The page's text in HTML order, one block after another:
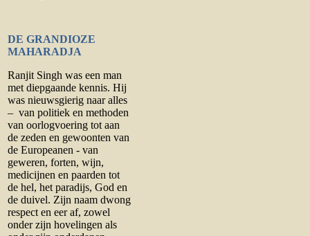
DE GRANDIOZE
MAHARADJA
Ranjit Singh was een man
met diepgaande kennis. Hij
was nieuwsgierig naar alles
– van politiek en methoden
van oorlogvoering tot aan
de zeden en gewoonten van
de Europeanen - van
geweren, forten, wijn,
medicijnen en paarden tot
de hel, het paradijs, God en
de duivel. Zijn naam dwong
respect en eer af, zowel
onder zijn hovelingen als